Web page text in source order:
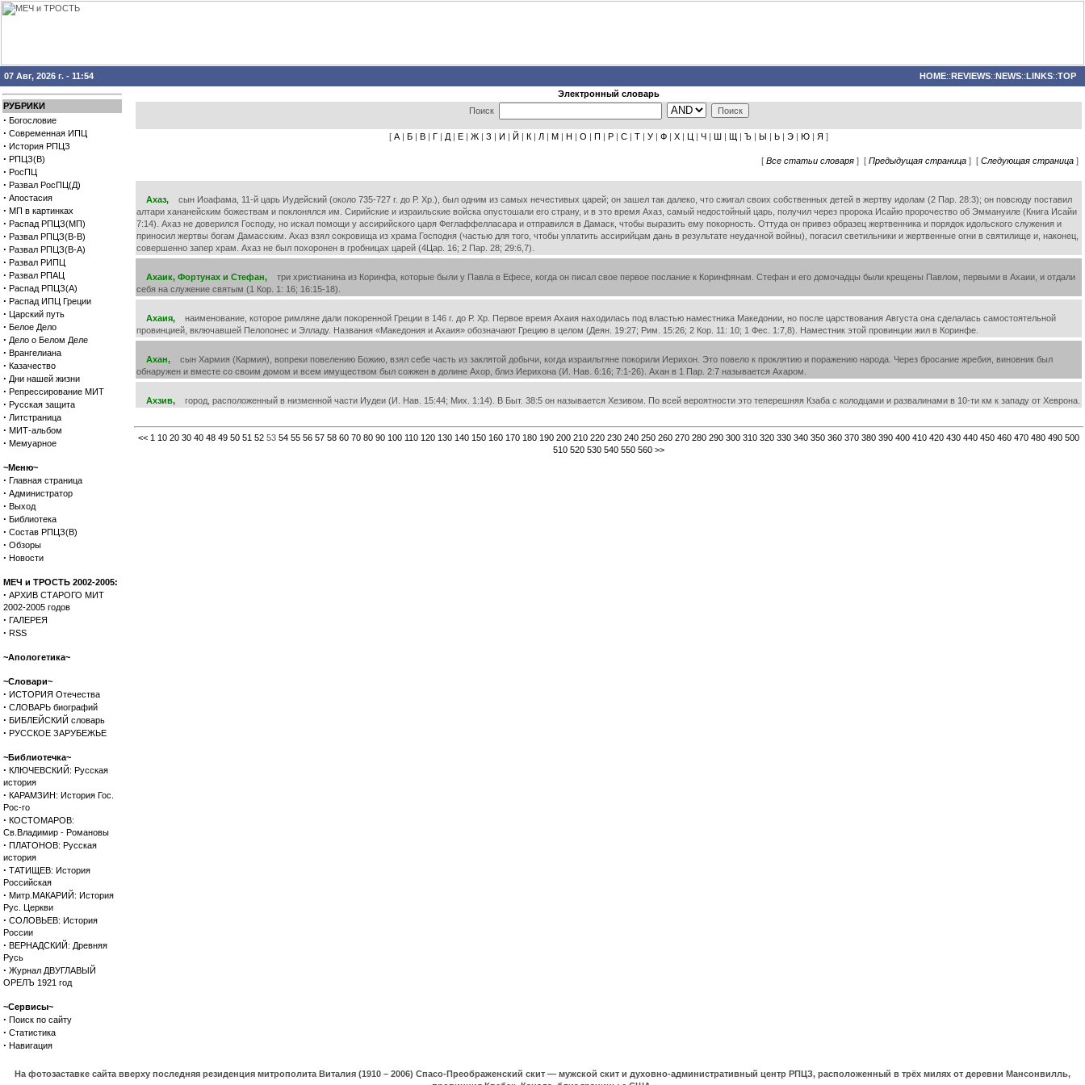
07 Авг, 2026 г. - 11:54 HOME::REVIEWS::NEWS::LINKS::TOP
РУБРИКИ
· Богословие
· Современная ИПЦ
· История РПЦЗ
· РПЦЗ(В)
· РосПЦ
· Развал РосПЦ(Д)
· Апостасия
· МП в картинках
· Распад РПЦЗ(МП)
· Развал РПЦЗ(В-В)
· Развал РПЦЗ(В-А)
· Развал РИПЦ
· Развал РПАЦ
· Распад РПЦЗ(А)
· Распад ИПЦ Греции
· Царский путь
· Белое Дело
· Дело о Белом Деле
· Врангелиана
· Казачество
· Дни нашей жизни
· Репрессирование МИТ
· Русская защита
· Литстраница
· МИТ-альбом
· Мемуарное
~Меню~
· Главная страница
· Администратор
· Выход
· Библиотека
· Состав РПЦЗ(В)
· Обзоры
· Новости
МЕЧ и ТРОСТЬ 2002-2005:
· АРХИВ СТАРОГО МИТ
2002-2005 годов
· ГАЛЕРЕЯ
· RSS
~Апологетика~
~Словари~
· ИСТОРИЯ Отечества
· СЛОВАРЬ биографий
· БИБЛЕЙСКИЙ словарь
· РУССКОЕ ЗАРУБЕЖЬЕ
~Библиотечка~
· КЛЮЧЕВСКИЙ: Русская
история
· КАРАМЗИН: История Гос.
Рос-го
· КОСТОМАРОВ:
Св.Владимир - Романовы
· ПЛАТОНОВ: Русская
история
· ТАТИЩЕВ: История
Российская
· Митр.МАКАРИЙ: История
Рус. Церкви
· СОЛОВЬЕВ: История
России
· ВЕРНАДСКИЙ: Древняя
Русь
· Журнал ДВУГЛАВЫЙ
ОРЕЛЪ 1921 год
~Сервисы~
· Поиск по сайту
· Статистика
· Навигация
Электронный словарь
Поиск
[ А | Б | В | Г | Д | Е | Ж | З | И | Й | К | Л | М | Н | О | П | Р | С | Т | У | Ф | Х | Ц | Ч | Ш | Щ | Ъ | Ы | Ь | Э | Ю | Я ]
[ Все статьи словаря ] [ Предыдущая страница ] [ Следующая страница ]
Ахаз, сын Иоафама, 11-й царь Иудейский (около 735-727 г. до Р. Хр.), был одним из самых нечестивых царей; он зашел так далеко, что сжигал своих собственных детей в жертву идолам (2 Пар. 28:3); он повсюду поставил
алтари хананейским божествам и поклонялся им. Сирийские и израильские войска опустошали его страну, и в это время Ахаз, самый недостойный царь, получил через пророка Исайю пророчество об Эммануиле (Книга Исайи
7:14). Ахаз не доверился Господу, но искал помощи у ассирийского царя Феглаффелласара и отправился в Дамаск, чтобы выразить ему покорность. Оттуда он привез образец жертвенника и порядок идольского служения и
приносил жертвы богам Дамасским. Ахаз взял сокровища из храма Господня (частью для того, чтобы уплатить ассирийцам дань в результате неудачной войны), погасил светильники и жертвенные огни в святилище и, наконец,
совершенно запер храм. Ахаз не был похоронен в гробницах царей (4Цар. 16; 2 Пар. 28; 29:6,7).
Ахаик, Фортунах и Стефан, три христианина из Коринфа, которые были у Павла в Ефесе, когда он писал свое первое послание к Коринфянам. Стефан и его домочадцы были крещены Павлом, первыми в Ахаии, и отдали
себя на служение святым (1 Кор. 1: 16; 16:15-18).
Ахаия, наименование, которое римляне дали покоренной Греции в 146 г. до Р. Хр. Первое время Ахаия находилась под властью наместника Македонии, но после царствования Августа она сделалась самостоятельной
провинцией, включавшей Пелопонес и Элладу. Названия «Македония и Ахаия» обозначают Грецию в целом (Деян. 19:27; Рим. 15:26; 2 Кор. 11: 10; 1 Фес. 1:7,8). Наместник этой провинции жил в Коринфе.
Ахан, сын Хармия (Кармия), вопреки повелению Божию, взял себе часть из заклятой добычи, когда израильтяне покорили Иерихон. Это повело к проклятию и поражению народа. Через бросание жребия, виновник был
обнаружен и вместе со своим домом и всем имуществом был сожжен в долине Ахор, близ Иерихона (И. Нав. 6:16; 7:1-26). Ахан в 1 Пар. 2:7 называется Ахаром.
Ахзив, город, расположенный в низменной части Иудеи (И. Нав. 15:44; Мих. 1:14). В Быт. 38:5 он называется Хезивом. По всей вероятности это теперешняя Кзаба с колодцами и развалинами в 10-ти км к западу от Хеврона.
<< 1 10 20 30 40 48 49 50 51 52 53 54 55 56 57 58 60 70 80 90 100 110 120 130 140 150 160 170 180 190 200 210 220 230 240 250 260 270 280 290 300 310 320 330 340 350 360 370 380 390 400 410 420 430 440 450 460 470 480 490 500
510 520 530 540 550 560 >>
На фотозаставке сайта вверху последняя резиденция митрополита Виталия (1910 – 2006) Спасо-Преображенский скит — мужской скит и духовно-административный центр РПЦЗ, расположенный в трёх милях от деревни Мансонвилль,